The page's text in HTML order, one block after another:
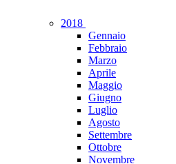
2018
Gennaio
Febbraio
Marzo
Aprile
Maggio
Giugno
Luglio
Agosto
Settembre
Ottobre
Novembre